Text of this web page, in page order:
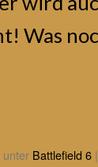
Was
unter Battlefield 6 |